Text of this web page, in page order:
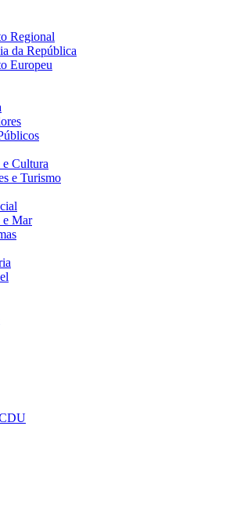
Regional
da República
Europeu
e Cultura
e Turismo
e Mar